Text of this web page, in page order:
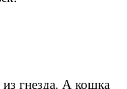
гнезда. А кошка